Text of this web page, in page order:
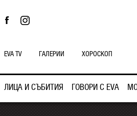
ЛИЦА И СЪБИТИЯ ГОВОРИ С EVA
EVA TV ГАЛЕРИИ ХОРОСКОП